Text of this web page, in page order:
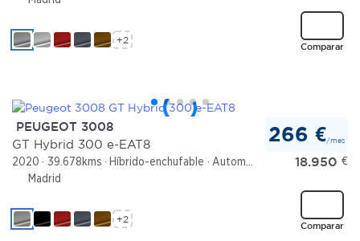
Comparar
+2
PEUGEOT 3008
GT Hybrid 300 e-EAT8
2020 39.678kms Híbrido-enchufable
Automático
Madrid
266 €/mes
18.950 €
Comparar
+2